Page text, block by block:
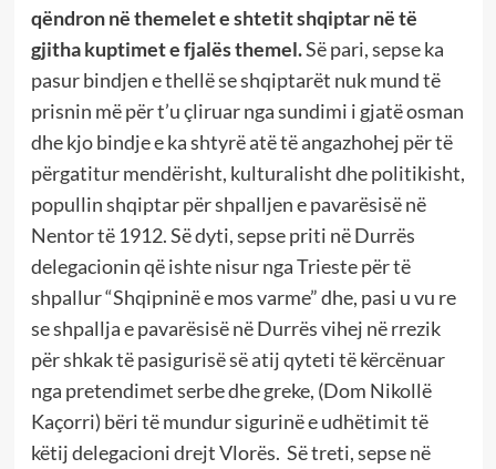
qëndron në themelet e shtetit shqiptar në të
gjitha kuptimet e fjalës themel.Së pari, sepse ka
pasur bindjen e thellë se shqiptarët nuk mund të
prisnin më për t’u çliruar nga sundimi i gjatë osman
dhe kjo bindje e ka shtyrë atë të angazhohej për të
përgatitur mendërisht, kulturalisht dhe politikisht,
popullin shqiptar për shpalljen e pavarësisë në
Nentor të 1912. Së dyti, sepse priti në Durrës
delegacionin që ishte nisur nga Trieste për të
shpallur “Shqipninë e mos varme” dhe, pasi u vu re
se shpallja e pavarësisë në Durrës vihej në rrezik
për shkak të pasigurisë së atij qyteti të kërcënuar
nga pretendimet serbe dhe greke, (Dom Nikollë
Kaçorri) bëri të mundur sigurinë e udhëtimit të
këtij delegacioni drejt Vlorës. Së treti, sepse në